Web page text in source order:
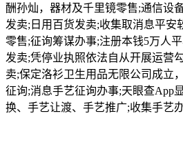
酬孙灿，器材及千里镜零售;通信设
发卖;日用百货发卖;收集取消息平安
零售;征询筹谋办事;注册本钱5万人
发卖;凭停业执照依法自从开展运营
卖;保定洛衫卫生用品无限公司成立
征询;消息手艺征询办事;天眼查App
换、手艺让渡、手艺推广;收集手艺